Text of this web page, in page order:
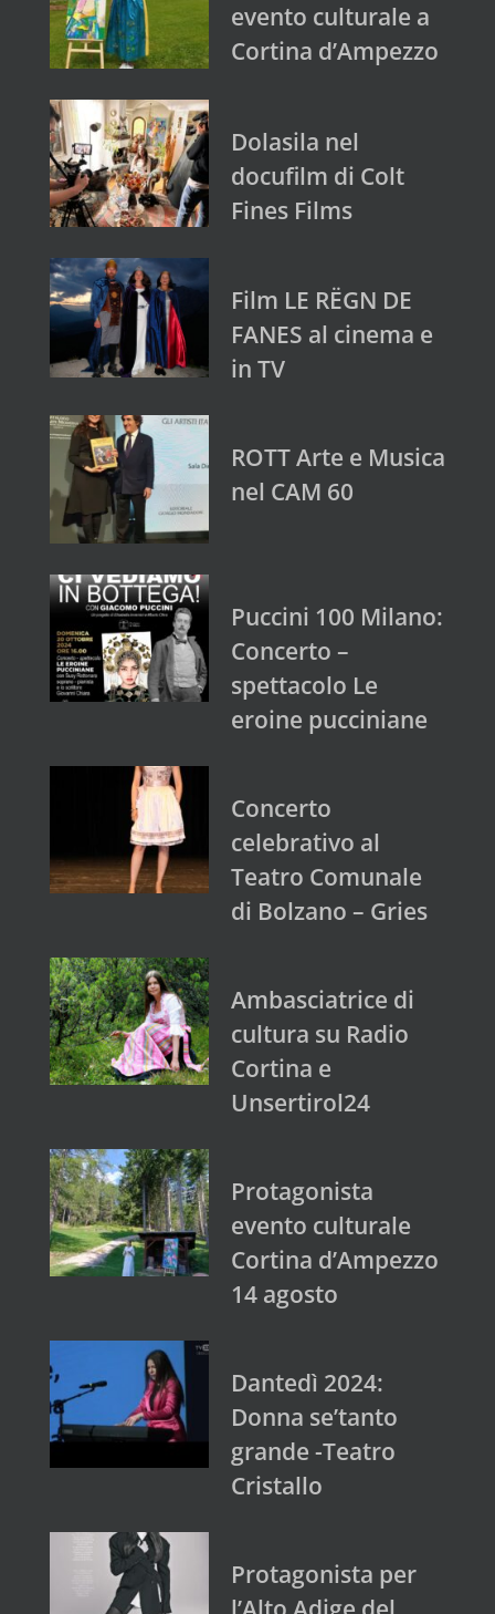
evento culturale a
Cortina d’Ampezzo
Dolasila nel
docufilm di Colt
Fines Films
Film LE RËGN DE
FANES al cinema e
in TV
ROTT Arte e Musica
nel CAM 60
Puccini 100 Milano:
Concerto –
spettacolo Le
eroine pucciniane
Concerto
celebrativo al
Teatro Comunale
di Bolzano – Gries
Ambasciatrice di
cultura su Radio
Cortina e
Unsertirol24
Protagonista
evento culturale
Cortina d’Ampezzo
14 agosto
Dantedì 2024:
Donna se’tanto
grande -Teatro
Cristallo
Protagonista per